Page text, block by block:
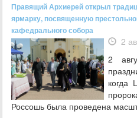
Правящий Архиерей открыл
ярмарку, посвященную
кафедрального собора
2
2
когда
Россошь была проведена